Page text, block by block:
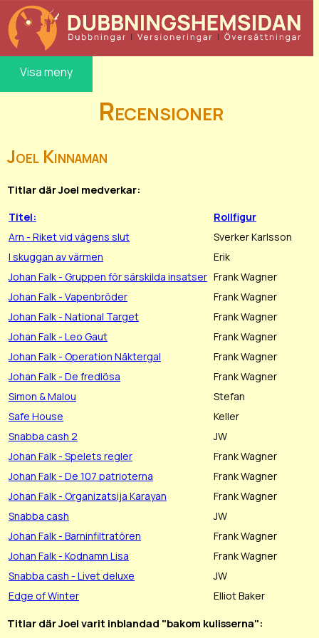
Visa meny
Recensioner
Joel Kinnaman
Titlar där Joel medverkar:
Titel:
Rollfigur
Arn - Riket vid vägens slut
Sverker Karlsson
I skuggan av värmen
Erik
Johan Falk - Gruppen för särskilda insatser Frank Wagner
Johan Falk - Vapenbröder
Frank Wagner
Johan Falk - National Target
Frank Wagner
Johan Falk - Leo Gaut
Frank Wagner
Johan Falk - Operation Näktergal
Frank Wagner
Johan Falk - De fredlösa
Frank Wagner
Simon & Malou
Stefan
Safe House
Keller
Snabba cash 2
JW
Johan Falk - Spelets regler
Frank Wagner
Johan Falk - De 107 patrioterna
Frank Wagner
Johan Falk - Organizatsija Karayan
Frank Wagner
Snabba cash
JW
Johan Falk - Barninfiltratören
Frank Wagner
Johan Falk - Kodnamn Lisa
Frank Wagner
Snabba cash - Livet deluxe
JW
Edge of Winter
Elliot Baker
Titlar där Joel varit inblandad "bakom kulisserna":